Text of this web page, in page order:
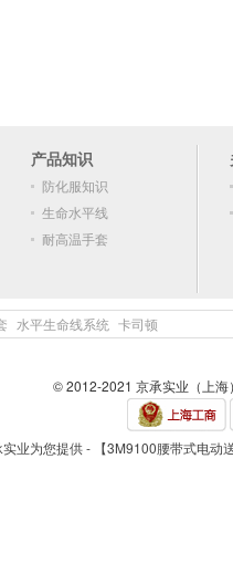
产品知识
防化服知识
生命水平线
耐高温手套
水平生命线系统 卡司顿
© 2012-2021 京承实业（上
实业为您提供 - 【3M9100腰带式电动